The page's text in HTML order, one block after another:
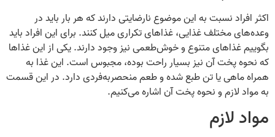
اکثر افراد نسبت‌ به این موضوع نارضایتی دارند که هر بار باید در
وعده‌های مختلف غذایی، غذاهای تکراری میل کنند. برای این افراد باید
بگوییم غذاهای متنوع و خوش‌طعمی نیز وجود دارند. یکی از این غذاها
که نحوه پخت آن نیز بسیار راحت بوده، مجبوس است. این غذا به
همراه ماهی یا تن طبع شده و طعم منحصربه‌فردی دارد. در این قسمت
به مواد لازم و نحوه پخت آن اشاره می‌کنیم.
مواد لازم